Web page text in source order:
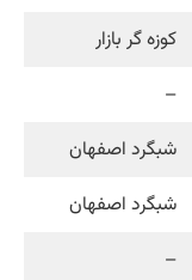
کوزه گر بازار
–
شبگرد اصفهان
شبگرد اصفهان
–